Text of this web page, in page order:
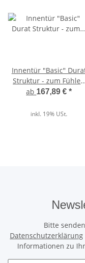
Innentür "Basic"
Struktur - zum Fühlen
echt
ab 167,89 € *
inkl. 19% USt.
Bitte
Datenschutzerklärung
Informationen zu